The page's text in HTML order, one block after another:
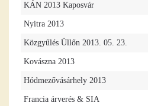
KÁN 2013 Kaposvár
Nyitra 2013
Közgyűlés Üllőn 2013. 05. 23.
Kovászna 2013
Hódmezővásárhely 2013
Francia árverés & SIA